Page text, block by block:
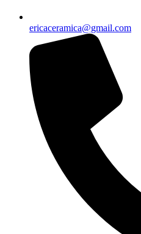
ericaceramica@gmail.com